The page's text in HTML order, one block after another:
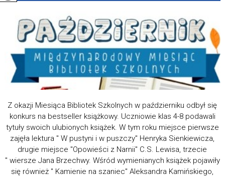
Z okazji Miesiąca Bibliotek Szkolnych w październiku odbył się
konkurs na bestseller książkowy. Uczniowie klas 4-8 podawali
tytuły swoich ulubionych książek. W tym roku miejsce pierwsze
zajęła lektura " W pustyni i w puszczy" Henryka Sienkiewicza,
drugie miejsce "Opowieści z Narnii" C.S. Lewisa, trzecie
" wiersze Jana Brzechwy. Wśród wymienianych książek pojawiły
się również " Kamienie na szaniec" Aleksandra Kamińskiego,